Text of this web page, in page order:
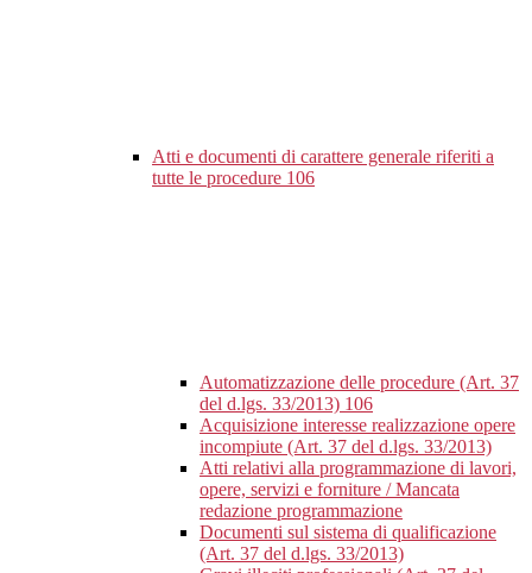
Atti e documenti di carattere generale riferiti a
tutte le procedure 106
Automatizzazione delle procedure (Art. 37
del d.lgs. 33/2013) 106
Acquisizione interesse realizzazione opere
incompiute (Art. 37 del d.lgs. 33/2013)
Atti relativi alla programmazione di lavori,
opere, servizi e forniture / Mancata
redazione programmazione
Documenti sul sistema di qualificazione
(Art. 37 del d.lgs. 33/2013)